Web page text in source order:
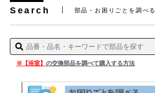
Search 部品・お困りごとを調べる
※【浴室】 の交換部品を調べて購入する方法